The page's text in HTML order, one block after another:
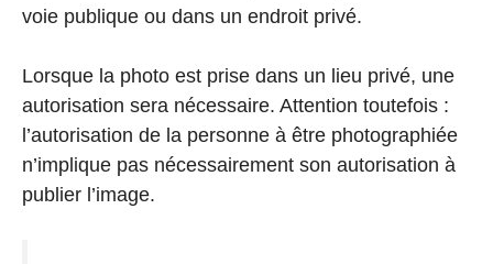
voie publique ou dans un endroit privé.
Lorsque la photo est prise dans un lieu privé, une
autorisation sera nécessaire. Attention toutefois :
l’autorisation de la personne à être photographiée
n’implique pas nécessairement son autorisation à
publier l’image.